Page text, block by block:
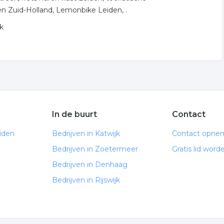
Zuid-Holland, Lemonbike Leiden, .
In de buurt
Bedrijven in Katwijk
Bedrijven in Zoetermeer
Bedrijven in Denhaag
Bedrijven in Rijswijk
Contact
Contact
Gratis lid